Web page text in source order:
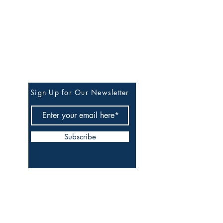
Sign Up for Our Newsletter
Subscribe